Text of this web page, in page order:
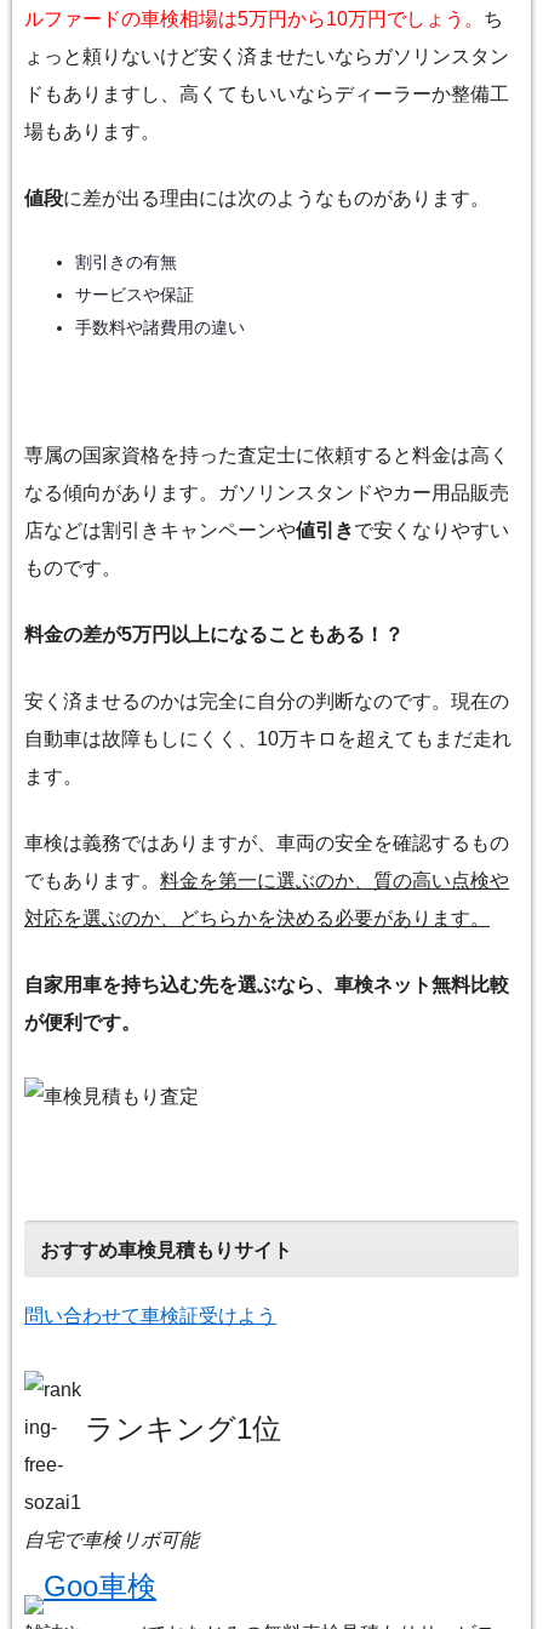
ルファードの車検相場は5万円から10万円でしょう。 ち
ょっと頼りないけど安く済ませたいならガソリンスタン
ドもありますし、高くてもいいならディーラーか整備工
場もあります。
値段に差が出る理由には次のようなものがあります。
割引きの有無
サービスや保証
手数料や諸費用の違い
専属の国家資格を持った査定士に依頼すると料金は高く
なる傾向があります。ガソリンスタンドやカー用品販売
店などは割引きキャンペーンや値引きで安くなりやすい
ものです。
料金の差が5万円以上になることもある！？
安く済ませるのかは完全に自分の判断なのです。現在の
自動車は故障もしにくく、10万キロを超えてもまだ走れ
ます。
車検は義務ではありますが、車両の安全を確認するもの
でもあります。 料金を第一に選ぶのか、質の高い点検や
対応を選ぶのか、どちらかを決める必要があります。
自家用車を持ち込む先を選ぶなら、車検ネット無料比較
が便利です。
おすすめ車検見積もりサイト
問い合わせて車検証受けよう
ランキング1位
自宅で車検リボ可能
Goo車検